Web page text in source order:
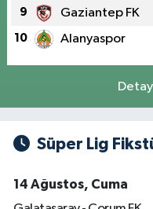
9 Gaziantep FK
10 Alanyaspor
Süper Lig
14 Ağustos, Cuma